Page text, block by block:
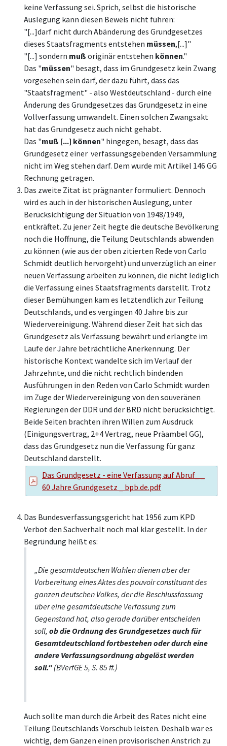
keine Verfassung sei. Sprich, selbst die historische
Auslegung kann diesen Beweis nicht führen:
"[...]darf nicht durch Abänderung des Grundgesetzes
dieses Staatsfragments entstehen müssen,[...]"
"[...] sondern muß originär entstehen können."
Das "müssen" besagt, dass im Grundgesetz kein Zwang
vorgesehen sein darf, der dazu führt, dass das
"Staatsfragment" - also Westdeutschland - durch eine
Änderung des Grundgesetzes das Grundgesetz in eine
Vollverfassung umwandelt. Einen solchen Zwangsakt
hat das Grundgesetz auch nicht gehabt.
Das "muß [...] können" hingegen, besagt, dass das
Grundgesetz einer verfassungsgebenden Versammlung
nicht im Weg stehen darf. Dem wurde mit Artikel 146 GG
Rechnung getragen.
Das zweite Zitat ist prägnanter formuliert. Dennoch
wird es auch in der historischen Auslegung, unter
Berücksichtigung der Situation von 1948/1949,
entkräftet. Zu jener Zeit hegte die deutsche Bevölkerung
noch die Hoffnung, die Teilung Deutschlands abwenden
zu können (wie aus der oben zitierten Rede von Carlo
Schmidt deutlich hervorgeht) und unverzüglich an einer
neuen Verfassung arbeiten zu können, die nicht lediglich
die Verfassung eines Staatsfragments darstellt. Trotz
dieser Bemühungen kam es letztendlich zur Teilung
Deutschlands, und es vergingen 40 Jahre bis zur
Wiedervereinigung. Während dieser Zeit hat sich das
Grundgesetz als Verfassung bewährt und erlangte im
Laufe der Jahre beträchtliche Anerkennung. Der
historische Kontext wandelte sich im Verlauf der
Jahrzehnte, und die nicht rechtlich bindenden
Ausführungen in den Reden von Carlo Schmidt wurden
im Zuge der Wiedervereinigung von den souveränen
Regierungen der DDR und der BRD nicht berücksichtigt.
Beide Seiten brachten ihren Willen zum Ausdruck
(Einigungsvertrag, 2+4 Vertrag, neue Präambel GG),
dass das Grundgesetz nun die Verfassung für ganz
Deutschland darstellt.
Das Grundgesetz - eine Verfassung auf Abruf_ _
60 Jahre Grundgesetz _ bpb.de.pdf
Das Bundesverfassungsgericht hat 1956 zum KPD
Verbot den Sachverhalt noch mal klar gestellt. In der
Begründung heißt es:
„Die gesamtdeutschen Wahlen dienen aber der
Vorbereitung eines Aktes des pouvoir constituant des
ganzen deutschen Volkes, der die Beschlussfassung
über eine gesamtdeutsche Verfassung zum
Gegenstand hat, also gerade darüber entscheiden
soll, ob die Ordnung des Grundgesetzes auch für
Gesamtdeutschland fortbestehen oder durch eine
andere Verfassungsordnung abgelöst werden
soll.“ (BVerfGE 5, S. 85 ff.)
Auch sollte man durch die Arbeit des Rates nicht eine
Teilung Deutschlands Vorschub leisten. Deshalb war es
wichtig, dem Ganzen einen provisorischen Anstrich zu